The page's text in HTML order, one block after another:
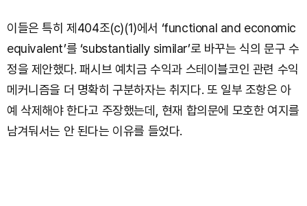
이들은 특히 제404조(c)(1)에서 ‘functional and economic
equivalent’를 ‘substantially similar’로 바꾸는 식의 문구 수
정을 제안했다. 패시브 예치금 수익과 스테이블코인 관련 수익
메커니즘을 더 명확히 구분하자는 취지다. 또 일부 조항은 아
예 삭제해야 한다고 주장했는데, 현재 합의문에 모호한 여지를
남겨둬서는 안 된다는 이유를 들었다.